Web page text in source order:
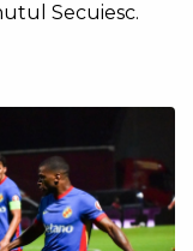
Secuiesc.